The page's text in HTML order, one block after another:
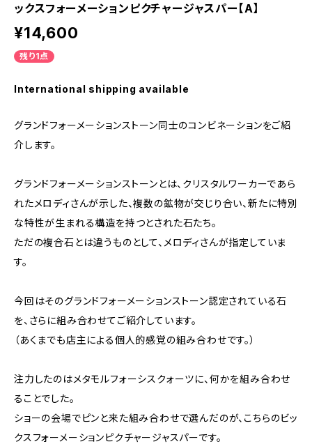
ックスフォーメーションピクチャージャスパー【A】
¥14,600
残り1点
International shipping available
グランドフォーメーションストーン同士のコンビネーションをご紹
介します。
グランドフォーメーションストーンとは、クリスタルワーカーであら
れたメロディさんが示した、複数の鉱物が交じり合い、新たに特別
な特性が生まれる構造を持つとされた石たち。
ただの複合石とは違うものとして、メロディさんが指定していま
す。
今回はそのグランドフォーメーションストーン認定されている石
を、さらに組み合わせてご紹介しています。
（あくまでも店主による個人的感覚の組み合わせです。）
注力したのはメタモルフォーシスクォーツに、何かを組み合わせ
ることでした。
ショーの会場でピンと来た組み合わせで選んだのが、こちらのビッ
クスフォーメーションピクチャージャスパーです。